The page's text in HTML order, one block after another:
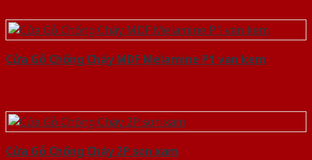
Cửa Gỗ Chống Cháy MDF Melamine P1 van kem
Cửa Gỗ Chống Cháy 2P son xam